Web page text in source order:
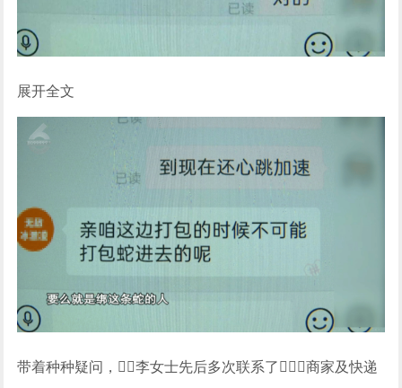
展开全文
带着种种疑问，李女士先后多次联系了商家及快递